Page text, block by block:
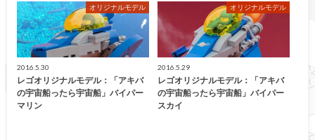
オリジナルモデル
2016.5.30
レゴオリジナルモデル：「アキバ
の宇宙船ったら宇宙船」バイパー
マリン
オリジナルモデル
2016.5.29
レゴオリジナルモデル：「アキバ
の宇宙船ったら宇宙船」バイパー
スカイ